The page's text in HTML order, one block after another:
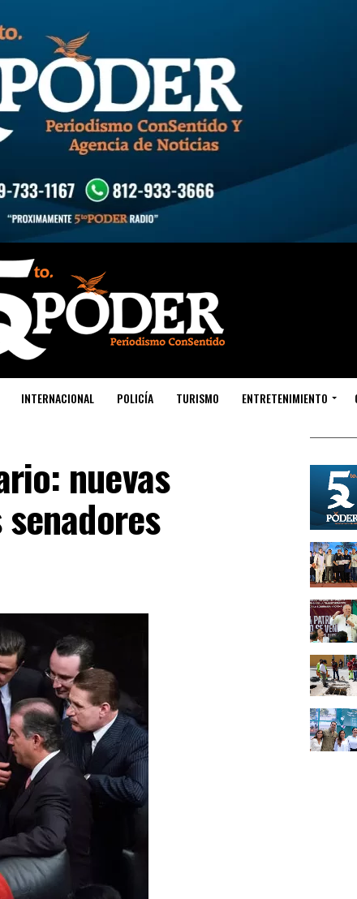
INTERNACIONAL POLICÍA TURISMO ENTRETENIMIENTO
nuevas Síntesis
RAFA
MARA